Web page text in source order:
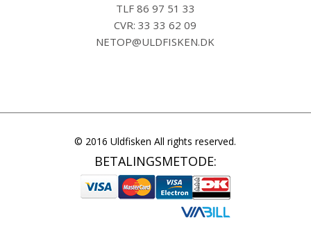
TLF 86 97 51 33
CVR: 33 33 62 09
NETOP@ULDFISKEN.DK
© 2016 Uldfisken All rights reserved.
BETALINGSMETODE: